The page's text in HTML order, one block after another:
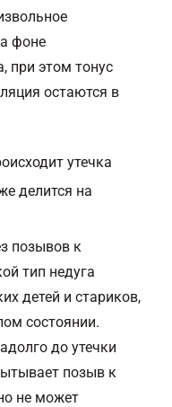
фоне
при этом тонус
остаются в
утечка
делится на
позывов к
тип недуга
детей и стариков,
состоянии.
до утечки
позыв к
не может